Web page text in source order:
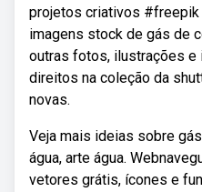
projetos criativos
imagens stock de gás de
outras fotos, ilustrações
direitos na coleção da
novas.
Veja mais ideias sobre
água, arte água.
vetores grátis, ícones e